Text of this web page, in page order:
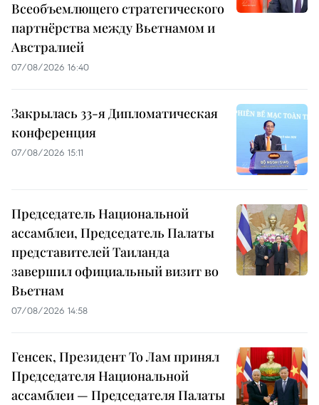
Всеобъемлющего стратегического
партнёрства между Вьетнамом и
Австралией
07/08/2026 16:40
Закрылась 33-я Дипломатическая
конференция
07/08/2026 15:11
Председатель Национальной
ассамблеи, Председатель Палаты
представителей Таиланда
завершил официальный визит во
Вьетнам
07/08/2026 14:58
Генсек, Президент То Лам принял
Председателя Национальной
ассамблеи — Председателя Палаты